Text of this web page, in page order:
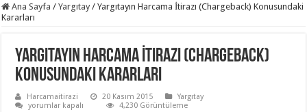
Ana Sayfa / Yargıtay / Yargıtayın Harcama İtirazı (Chargeback) Konusundaki
Kararları
Yargıtayın Harcama İtirazı (Chargeback)
Konusundaki Kararları
Harcamaitirazi 20 Kasım 2015
Yargıtay
Yargıtayın
yorumlar kapalı 4,230 Görüntüleme